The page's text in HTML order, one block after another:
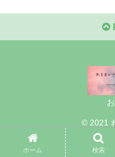
© 2021
ホーム 検索